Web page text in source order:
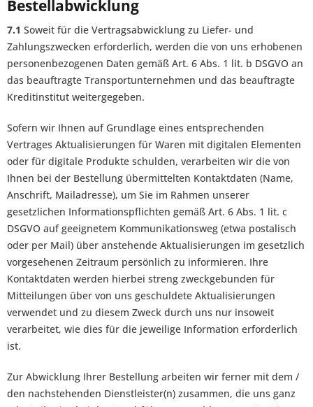
Bestellabwicklung
7.1 Soweit für die Vertragsabwicklung zu Liefer- und
Zahlungszwecken erforderlich, werden die von uns erhobenen
personenbezogenen Daten gemäß Art. 6 Abs. 1 lit. b DSGVO an
das beauftragte Transportunternehmen und das beauftragte
Kreditinstitut weitergegeben.
Sofern wir Ihnen auf Grundlage eines entsprechenden
Vertrages Aktualisierungen für Waren mit digitalen Elementen
oder für digitale Produkte schulden, verarbeiten wir die von
Ihnen bei der Bestellung übermittelten Kontaktdaten (Name,
Anschrift, Mailadresse), um Sie im Rahmen unserer
gesetzlichen Informationspflichten gemäß Art. 6 Abs. 1 lit. c
DSGVO auf geeignetem Kommunikationsweg (etwa postalisch
oder per Mail) über anstehende Aktualisierungen im gesetzlich
vorgesehenen Zeitraum persönlich zu informieren. Ihre
Kontaktdaten werden hierbei streng zweckgebunden für
Mitteilungen über von uns geschuldete Aktualisierungen
verwendet und zu diesem Zweck durch uns nur insoweit
verarbeitet, wie dies für die jeweilige Information erforderlich
ist.
Zur Abwicklung Ihrer Bestellung arbeiten wir ferner mit dem /
den nachstehenden Dienstleister(n) zusammen, die uns ganz